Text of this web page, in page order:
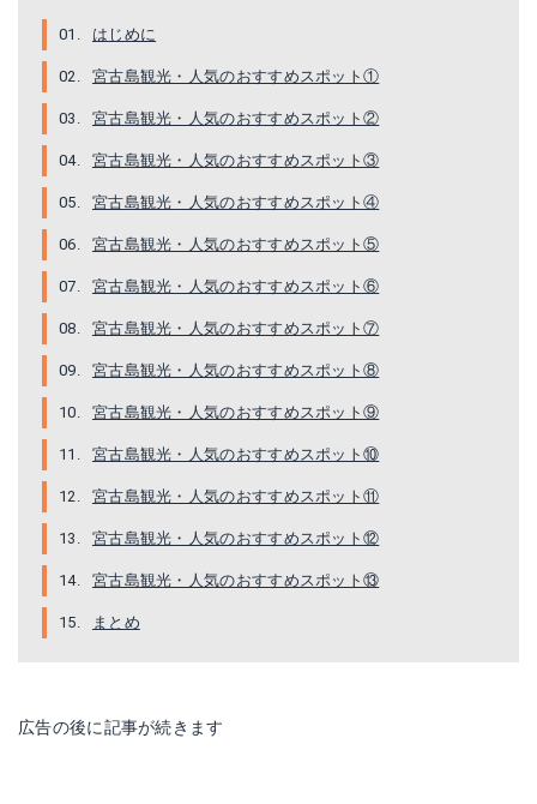
はじめに
宮古島観光・人気のおすすめスポット①
宮古島観光・人気のおすすめスポット②
宮古島観光・人気のおすすめスポット③
宮古島観光・人気のおすすめスポット④
宮古島観光・人気のおすすめスポット⑤
宮古島観光・人気のおすすめスポット⑥
宮古島観光・人気のおすすめスポット⑦
宮古島観光・人気のおすすめスポット⑧
宮古島観光・人気のおすすめスポット⑨
宮古島観光・人気のおすすめスポット⑩
宮古島観光・人気のおすすめスポット⑪
宮古島観光・人気のおすすめスポット⑫
宮古島観光・人気のおすすめスポット⑬
まとめ
広告の後に記事が続きます